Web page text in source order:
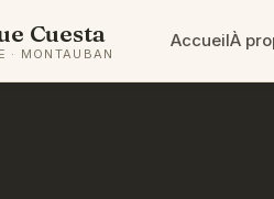
Cuesta
· MONTAUBAN
AccueilÀ